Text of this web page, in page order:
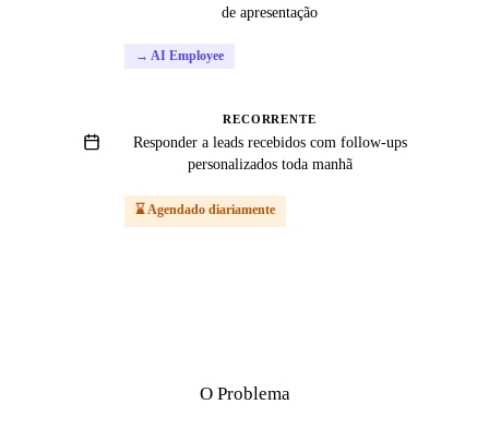
de apresentação
→ AI Employee
RECORRENTE
Responder a leads recebidos com follow-ups
personalizados toda manhã
⌛ Agendado diariamente
O Problema